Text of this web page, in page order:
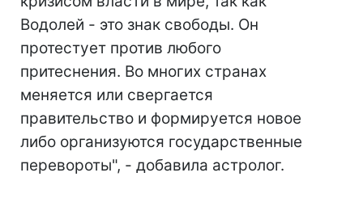
Водолей - это знак свободы. Он
протестует против любого
притеснения. Во многих странах
меняется или свергается
правительство и формируется новое
либо организуются государственные
перевороты", - добавила астролог.